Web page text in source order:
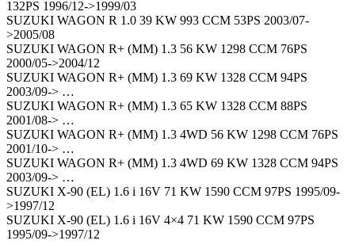
132PS 1996/12->1999/03
SUZUKI WAGON R 1.0 39 KW 993 CCM 53PS 2003/07-
>2005/08
SUZUKI WAGON R+ (MM) 1.3 56 KW 1298 CCM 76PS
2000/05->2004/12
SUZUKI WAGON R+ (MM) 1.3 69 KW 1328 CCM 94PS
2003/09-> …
SUZUKI WAGON R+ (MM) 1.3 65 KW 1328 CCM 88PS
2001/08-> …
SUZUKI WAGON R+ (MM) 1.3 4WD 56 KW 1298 CCM 76PS
2001/10-> …
SUZUKI WAGON R+ (MM) 1.3 4WD 69 KW 1328 CCM 94PS
2003/09-> …
SUZUKI X-90 (EL) 1.6 i 16V 71 KW 1590 CCM 97PS 1995/09-
>1997/12
SUZUKI X-90 (EL) 1.6 i 16V 4×4 71 KW 1590 CCM 97PS
1995/09->1997/12